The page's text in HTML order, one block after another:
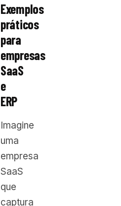
Exemplos
práticos
para
empresas
SaaS
e
ERP
Imagine
uma
empresa
SaaS
que
captura